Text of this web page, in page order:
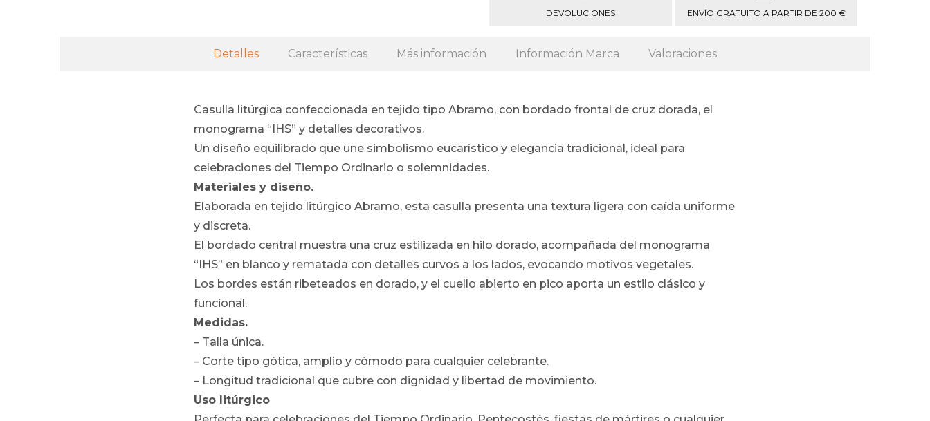
DEVOLUCIONES ENVÍO GRATUITO A PARTIR DE 200 €
Detalles Características Más información Información Marca Valoraciones
Casulla litúrgica confeccionada en tejido tipo Abramo, con bordado frontal de cruz dorada, el
monograma “IHS” y detalles decorativos.
Un diseño equilibrado que une simbolismo eucarístico y elegancia tradicional, ideal para
celebraciones del Tiempo Ordinario o solemnidades.
Materiales y diseño.
Elaborada en tejido litúrgico Abramo, esta casulla presenta una textura ligera con caída uniforme
y discreta.
El bordado central muestra una cruz estilizada en hilo dorado, acompañada del monograma
“IHS” en blanco y rematada con detalles curvos a los lados, evocando motivos vegetales.
Los bordes están ribeteados en dorado, y el cuello abierto en pico aporta un estilo clásico y
funcional.
Medidas.
– Talla única.
– Corte tipo gótica, amplio y cómodo para cualquier celebrante.
– Longitud tradicional que cubre con dignidad y libertad de movimiento.
Uso litúrgico